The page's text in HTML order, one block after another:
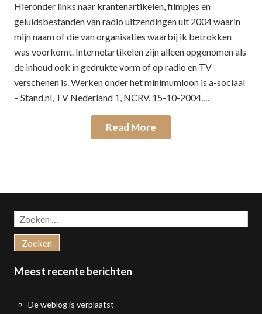
Hieronder links naar krantenartikelen, filmpjes en
geluidsbestanden van radio uitzendingen uit 2004 waarin
mijn naam of die van organisaties waarbij ik betrokken
was voorkomt. Internetartikelen zijn alleen opgenomen als
de inhoud ook in gedrukte vorm of op radio en TV
verschenen is. Werken onder het minimumloon is a-sociaal
– Stand.nl, TV Nederland 1, NCRV. 15-10-2004.…
Read More
Zoeken
naar:
Meest recente berichten
De weblog is verplaatst